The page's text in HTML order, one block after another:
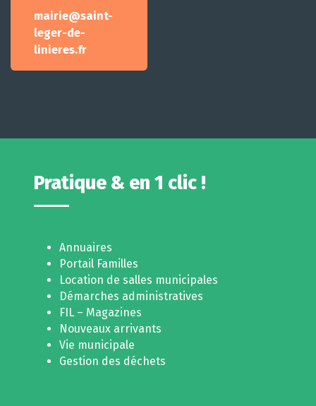
mairie@saint-
leger-de-
linieres.fr
Pratique & en 1 clic !
Annuaires
Portail Familles
Location de salles municipales
Démarches administratives
FIL – Magazines
Nouveaux arrivants
Vie municipale
Gestion des déchets